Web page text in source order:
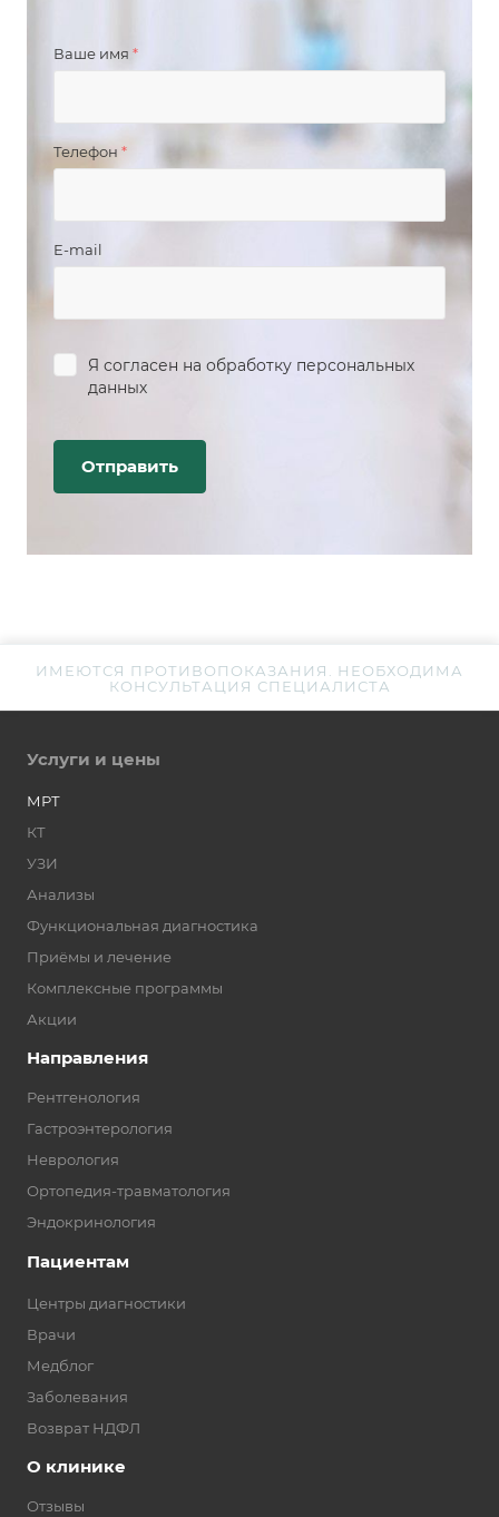
Ваше имя *
Телефон *
E-mail
Я согласен на обработку персональных
данных
ИМЕЮТСЯ ПРОТИВОПОКАЗАНИЯ. НЕОБХОДИМА
КОНСУЛЬТАЦИЯ СПЕЦИАЛИСТА
Услуги и цены
МРТ
КТ
УЗИ
Анализы
Функциональная диагностика
Приёмы и лечение
Комплексные программы
Акции
Направления
Рентгенология
Гастроэнтерология
Неврология
Ортопедия-травматология
Эндокринология
Пациентам
Центры диагностики
Врачи
Медблог
Заболевания
Возврат НДФЛ
О клинике
Отзывы